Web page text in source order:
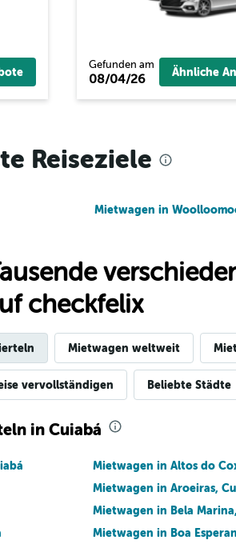
Preise prüfen
Gefunden am
08/04/26 Ähnliche
Reiseziele
Mietwagen in
checkfelix
Mietwagen weltweit
vervollständigen Beliebte Städte
in Cuiabá
Mietwagen in Altos do
Mietwagen in Aroeiras,
Mietwagen in Bela
Mietwagen in Boa